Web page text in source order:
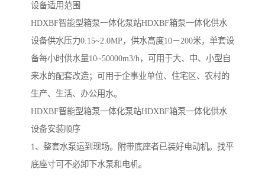
设备适用范围
HDXBF智能型箱泵一体化泵站HDXBF箱泵一体化供水
设备供水压力0.15~2.0MP，供水高度10－200米，单套设
备每小时供水量10~50000m3/h，可用于大、中、小型自
来水的配套改造；可用于企事业单位、住宅区、农村的
生产、生活、办公用水。
HDXBF智能型箱泵一体化泵站HDXBF箱泵一体化供水
设备安装顺序
1、整套水泵运到现场。附带底座者已装好电动机。找平
底座寸可不必卸下水泵和电机。